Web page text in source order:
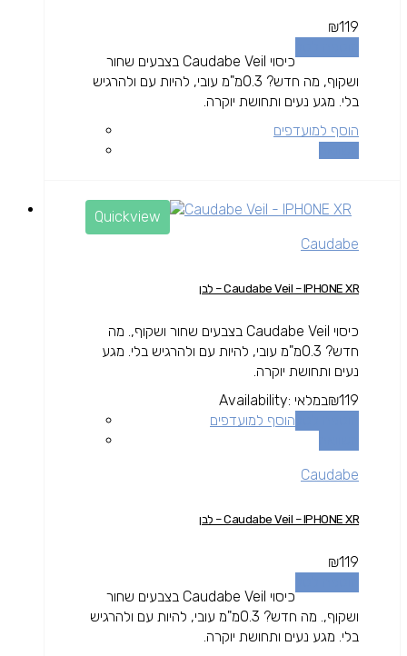
₪119
כיסוי Caudabe Veil בצבעים שחור
ושקוף, מה חדש? 0.3מ"מ עובי, להיות עם ולהרגיש
בלי. מגע נעים ותחושת יוקרה.
הוסף למועדפים
Quickview
Caudabe
Caudabe Veil – IPHONE XR – לבן
כיסוי Caudabe Veil בצבעים שחור ושקוף,. מה
חדש? 0.3מ"מ עובי, להיות עם ולהרגיש בלי. מגע
נעים ותחושת יוקרה.
₪119
Availability: במלאי
הוסף למועדפים
Caudabe
Caudabe Veil – IPHONE XR – לבן
₪119
כיסוי Caudabe Veil בצבעים שחור
ושקוף,. מה חדש? 0.3מ"מ עובי, להיות עם ולהרגיש
בלי. מגע נעים ותחושת יוקרה.